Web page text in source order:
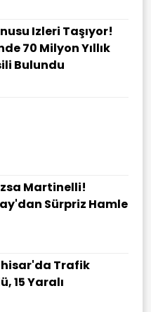
Izleri Taşıyor!
70 Milyon Yıllık
Bulundu
Martinelli!
Sürpriz Hamle
Trafik
15 Yaralı